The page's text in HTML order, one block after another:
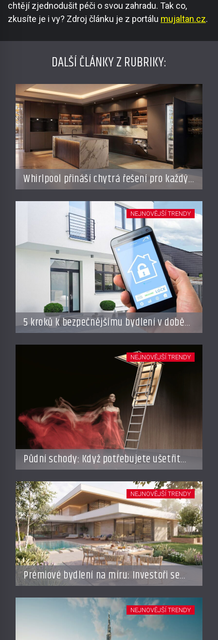
chtějí zjednodušit péči o svou zahradu. Tak co,
zkusíte je i vy? Zdroj článku je z portálu mujaltan.cz.
DALŠÍ ČLÁNKY Z RUBRIKY:
Whirlpool přináší chytrá řešení pro každý
styl vaření
5 kroků k bezpečnějšímu bydlení v době
dovolené
NEJNOVĚJŠÍ TRENDY
Půdní schody: Když potřebujete ušetřit
místo, ale nechcete dělat kompromisy
NEJNOVĚJŠÍ TRENDY
Prémiové bydlení na míru: Investoři se
vracejí do Česka, roste zájem o top
adresy i byty a domy za stovky milionů
NEJNOVĚJŠÍ TRENDY
NEJNOVĚJŠÍ TRENDY